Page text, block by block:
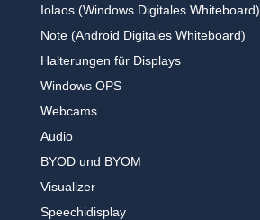
Iolaos (Windows Digitales Whiteboard)
Note (Android Digitales Whiteboard)
Halterungen für Displays
Windows OPS
Webcams
Audio
BYOD und BYOM
Visualizer
Speechidisplay